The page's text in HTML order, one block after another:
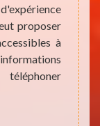
proposer
à